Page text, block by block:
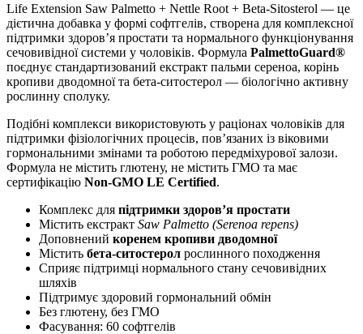
Life Extension Saw Palmetto + Nettle Root + Beta-Sitosterol — це
дієтична добавка у формі софтгелів, створена для комплексної
підтримки здоров’я простати та нормального функціонування
сечовивідної системи у чоловіків. Формула PalmettoGuard®
поєднує стандартизований екстракт пальми сереноа, корінь
кропиви дводомної та бета-ситостерол — біологічно активну
рослинну сполуку.
Подібні комплекси використовують у раціонах чоловіків для
підтримки фізіологічних процесів, пов’язаних із віковими
гормональними змінами та роботою передміхурової залози.
Формула не містить глютену, не містить ГМО та має
сертифікацію Non-GMO LE Certified.
Комплекс для підтримки здоров’я простати
Містить екстракт Saw Palmetto (Serenoa repens)
Доповнений коренем кропиви дводомної
Містить бета-ситостерол рослинного походження
Сприяє підтримці нормального стану сечовивідних
шляхів
Підтримує здоровий гормональний обмін
Без глютену, без ГМО
Фасування: 60 софтгелів